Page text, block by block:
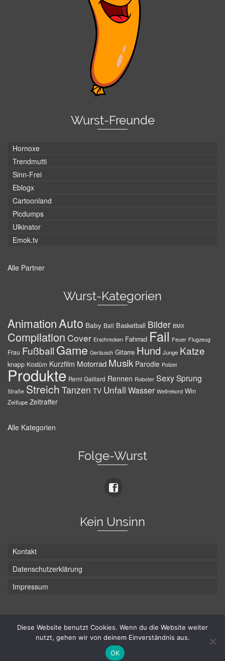
Wurst-Freunde
Hornoxe
Trendmutti
Sinn-Frei
Eblogx
Cartoonland
Picdumps
Ulkinator
Emok.tv
Alle Partner
Wurst-Kategorien
AnimationAuto Baby Ball Basketball Bilder BMX
Compilation Cover Erschrecken Fahrrad Fail Feuer Flugzeug
Frau Fußball Game Geräusch Gitarre Hund Junge Katze
knapp Kostüm Kurzfilm Motorrad Musik Parodie Polizei
Produkte Remi Gaillard Rennen Roboter SexySprung
Straße Streich Tanzen TV Unfall Wasser Weltrekord Win
Zeitlupe Zeitraffer
Alle Kategorien
Folge-Wurst
Kein Unsinn
Kontakt
Datenschutzerklärung
Impressum
© Hans-Wurst.net - Gute Laune seit 2005
Diese Website benutzt Cookies. Wenn du die Website weiter
nutzt, gehen wir von deinem Einverständnis aus.
OK